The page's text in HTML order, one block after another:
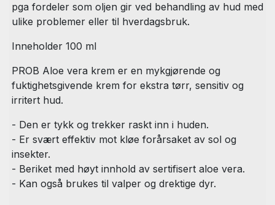
pga fordeler som oljen gir ved behandling av hud med
ulike problemer eller til hverdagsbruk.
Inneholder 100 ml
PROB Aloe vera krem er en mykgjørende og
fuktighetsgivende krem for ekstra tørr, sensitiv og
irritert hud.
- Den er tykk og trekker raskt inn i huden.
- Er svært effektiv mot kløe forårsaket av sol og
insekter.
- Beriket med høyt innhold av sertifisert aloe vera.
- Kan også brukes til valper og drektige dyr.